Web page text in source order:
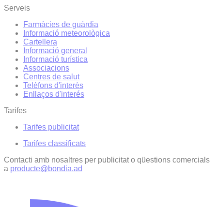
Serveis
Farmàcies de guàrdia
Informació meteorològica
Cartellera
Informació general
Informació turística
Associacions
Centres de salut
Telèfons d'interès
Enllaços d'interés
Tarifes
Tarifes publicitat
Tarifes classificats
Contacti amb nosaltres per publicitat o qüestions comercials
a producte@bondia.ad